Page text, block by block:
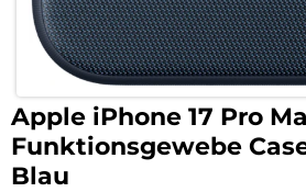
Apple iPhone 17 Pro
Funktionsgewebe
Blau